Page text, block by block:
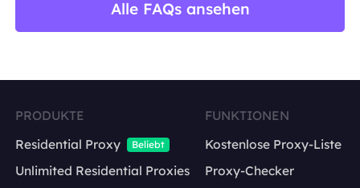
Alle FAQs ansehen
PRODUKTE
Residential Proxy
Beliebt
Unlimited Residential Proxies
FUNKTIONEN
Kostenlose Proxy-Liste
Proxy-Checker